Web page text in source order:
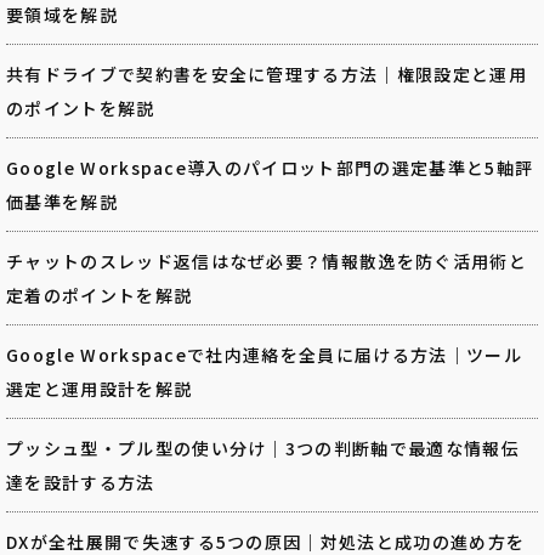
要領域を解説
共有ドライブで契約書を安全に管理する方法｜権限設定と運用
のポイントを解説
Google Workspace導入のパイロット部門の選定基準と5軸評
価基準を解説
チャットのスレッド返信はなぜ必要？情報散逸を防ぐ活用術と
定着のポイントを解説
Google Workspaceで社内連絡を全員に届ける方法｜ツール
選定と運用設計を解説
プッシュ型・プル型の使い分け｜3つの判断軸で最適な情報伝
達を設計する方法
DXが全社展開で失速する5つの原因｜対処法と成功の進め方を